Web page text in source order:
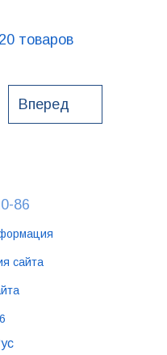
товаров
Вперед
86
сайта